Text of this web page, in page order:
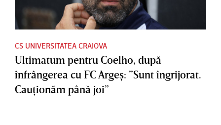
CS UNIVERSITATEA CRAIOVA
Ultimatum pentru Coelho, după
înfrângerea cu FC Argeş: ”Sunt îngrijorat.
Cauţionăm până joi”